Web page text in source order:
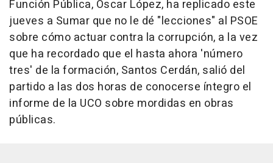
Función Pública, Óscar López, ha replicado este
jueves a Sumar que no le dé "lecciones" al PSOE
sobre cómo actuar contra la corrupción, a la vez
que ha recordado que el hasta ahora 'número
tres' de la formación, Santos Cerdán, salió del
partido a las dos horas de conocerse íntegro el
informe de la UCO sobre mordidas en obras
públicas.